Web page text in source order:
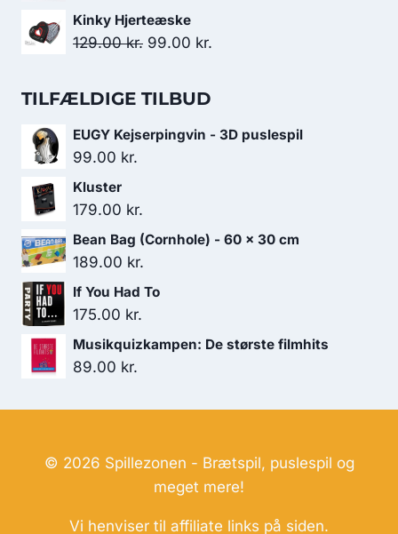
179.00 kr..
oprindelige
pris
Kinky Hjerteæske
129.00kr. Den
pris
129.00 kr..
99.00 kr.
99.00 kr..
TILFÆLDIGE TILBUD
EUGY Kejserpingvin - 3D puslespil
99.00 kr.
Kluster
179.00 kr.
Bean Bag (Cornhole) - 60 x 30 cm
189.00 kr.
If You Had To
175.00 kr.
Musikquizkampen: De største filmhits
89.00 kr.
© 2026 Spillezonen - Brætspil, puslespil og
meget mere!
Vi henviser til affiliate links på siden.